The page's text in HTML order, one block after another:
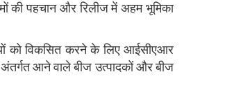
की पहचान और रिलीज में अहम भूमिका
को विकसित करने के लिए आईसीएआर
आने वाले बीज उत्पादकों और बीज